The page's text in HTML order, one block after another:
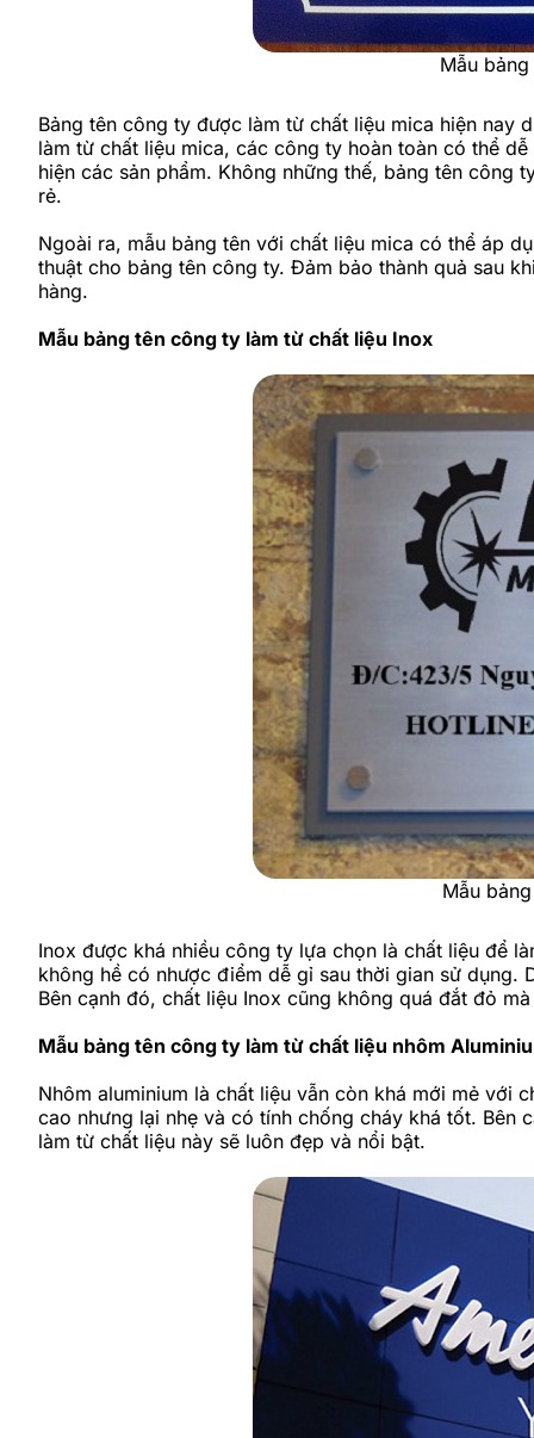
Mẫu
Bảng tên công ty được làm từ chất liệu mica hiện nay
làm từ chất liệu mica, các công ty hoàn toàn có thể
hiện các sản phẩm. Không những thế, bảng tên công
rẻ.
Ngoài ra, mẫu bảng tên với chất liệu mica có thể áp
thuật cho bảng tên công ty. Đảm bảo thành quả sau
hàng.
Mẫu bảng tên công ty làm từ chất liệu Inox
Mẫu
Inox được khá nhiều công ty lựa chọn là chất liệu để
không hề có nhược điểm dễ gỉ sau thời gian sử
Bên cạnh đó, chất liệu Inox cũng không quá đắt đỏ
Mẫu bảng tên công ty làm từ chất liệu nhôm
Nhôm aluminium là chất liệu vẫn còn khá mới mẻ
cao nhưng lại nhẹ và có tính chống cháy khá tốt. Bên
làm từ chất liệu này sẽ luôn đẹp và nổi bật.